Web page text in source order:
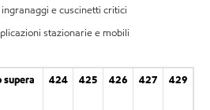
e cuscinetti critici
stazionarie e mobili
424 425 426 427 429